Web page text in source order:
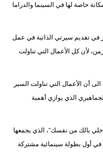
مدوَّنات
سيارات
خاصة لها في السينما والدراما
في تقديم سيرتي الذاتية في عمل
لأن كل الأعمال التي تناولت
أن الأعمال التي تناولت السير
الذي يوازي أهمية
بالك من نفسك"، الذي يجمعها
في أول بطولة سينمائية مشتركة